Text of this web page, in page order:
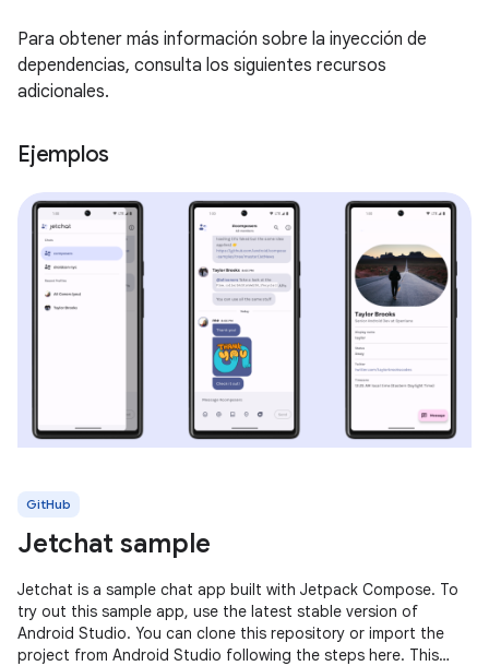
Para obtener más información sobre la inyección de
dependencias, consulta los siguientes recursos
adicionales.
Ejemplos
GitHub
Jetchat sample
Jetchat is a sample chat app built with Jetpack Compose. To
try out this sample app, use the latest stable version of
Android Studio. You can clone this repository or import the
project from Android Studio following the steps here. This